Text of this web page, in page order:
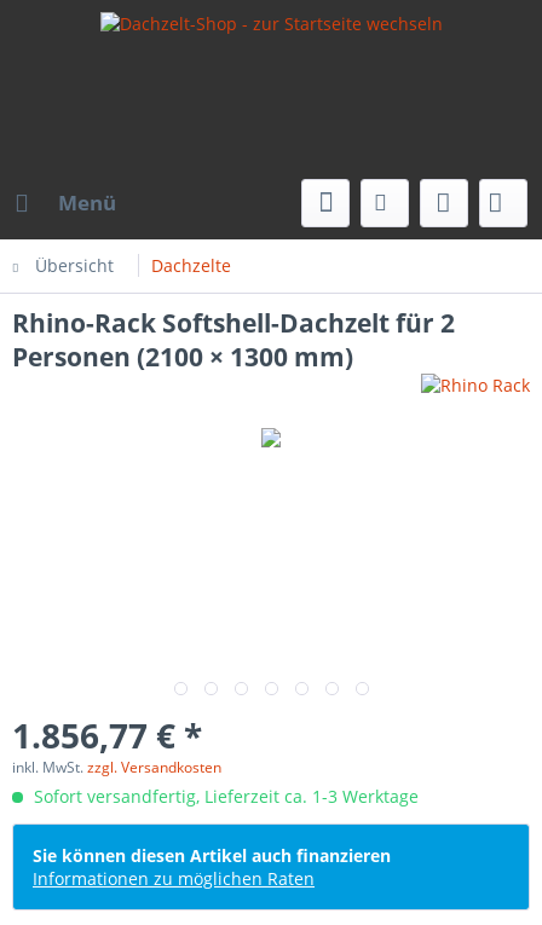
Menü
Übersicht Dachzelte
Rhino-Rack Softshell-Dachzelt für 2
Personen (2100 × 1300 mm)
1.856,77 € *
inkl. MwSt.zzgl. Versandkosten
Sofort versandfertig, Lieferzeit ca. 1-3 Werktage
Sie können diesen Artikel auch finanzieren
Informationen zu möglichen Raten